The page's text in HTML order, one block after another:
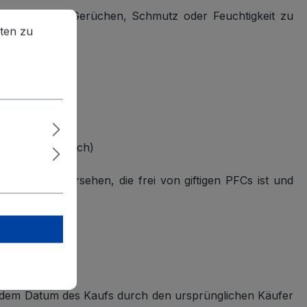
vor Gerüchen, Schmutz oder Feuchtigkeit zu
erhältlich)
versehen, die frei von giftigen PFCs ist und
Datum des Kaufs durch den ursprünglichen Käufer
zu können.
Mehr Informationen ...
zu